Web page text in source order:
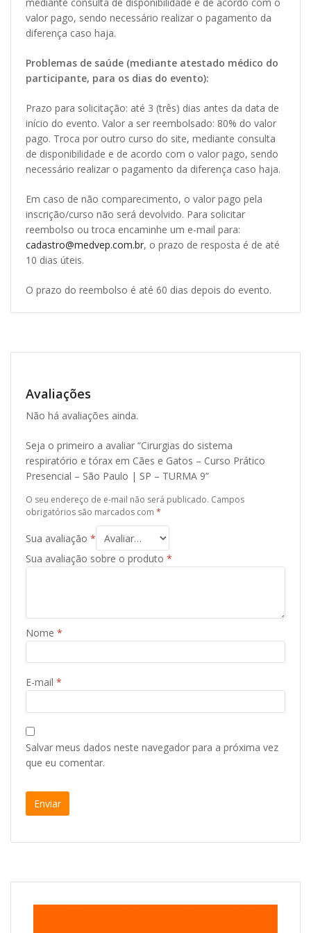
valor pago, sendo necessário realizar o pagamento da
diferença caso haja.
Problemas de saúde (mediante atestado médico do
participante, para os dias do evento):
Prazo para solicitação: até 3 (três) dias antes da data de
início do evento. Valor a ser reembolsado: 80% do valor
pago. Troca por outro curso do site, mediante consulta
de disponibilidade e de acordo com o valor pago, sendo
necessário realizar o pagamento da diferença caso haja.
Em caso de não comparecimento, o valor pago pela
inscrição/curso não será devolvido. Para solicitar
reembolso ou troca encaminhe um e-mail para:
cadastro@medvep.com.br, o prazo de resposta é de até
10 dias úteis.
O prazo do reembolso é até 60 dias depois do evento.
Avaliações
Não há avaliações ainda.
Seja o primeiro a avaliar “Cirurgias do sistema
respiratório e tórax em Cães e Gatos – Curso Prático
Presencial – São Paulo | SP – TURMA 9”
O seu endereço de e-mail não será publicado. Campos
obrigatórios são marcados com *
Sua avaliação *
Sua avaliação sobre o produto *
Nome *
E-mail *
Salvar meus dados neste navegador para a próxima vez
que eu comentar.